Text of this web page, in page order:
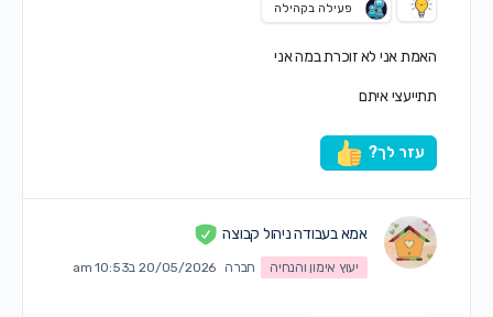
פעילה בקהילה
האמת אני לא זוכרת במה אני
תתייעצי איתם
עזר לך?
אמא בעבודה ניהול קבוצה
יעוץ אימון והנחיה חברה 20/05/2026 ב10:53 am